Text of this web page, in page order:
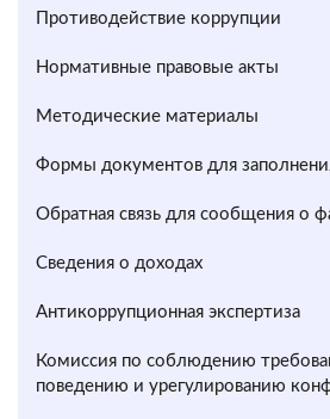
Противодействие коррупции
Нормативные правовые акты
Методические материалы
Формы документов для
Обратная связь для сообщения о
Сведения о доходах
Антикоррупционная экспертиза
Комиссия по соблюдению
поведению и урегулированию